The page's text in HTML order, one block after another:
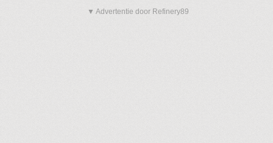
▼ Advertentie door Refinery89